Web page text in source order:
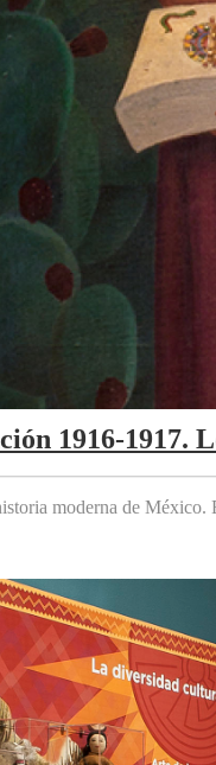
1916-1917.
moderna de